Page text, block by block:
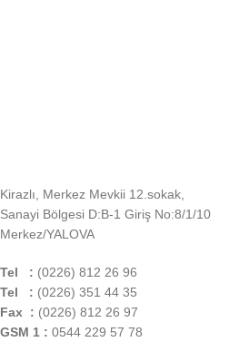
Kirazlı, Merkez Mevkii 12.sokak,
Sanayi Bölgesi D:B-1 Giriş No:8/1/10
Merkez/YALOVA
Tel : (0226) 812 26 96
Tel : (0226) 351 44 35
Fax : (0226) 812 26 97
GSM 1 : 0544 229 57 78